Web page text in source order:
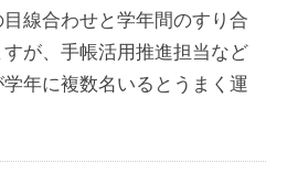
線合わせと学年間のすり合
が、手帳活用推進担当など
年に複数名いるとうまく運